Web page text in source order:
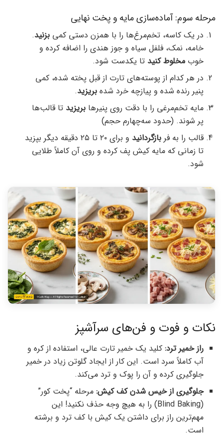
مرحله سوم: آماده‌سازی مایه و پخت نهایی
در یک کاسه، تخم‌مرغ‌ها را با همزن دستی کمی بزنید.
خامه، نمک، فلفل سیاه و جوز هندی را اضافه کرده و
خوب مخلوط کنید تا یکدست شود.
در هر کدام از پوسته‌های تارت از قبل پخته شده، کمی
پنیر رنده شده و پیازچه خرد شده بریزید.
مایه تخم‌مرغی را با دقت روی پنیرها بریزید تا قالب‌ها
پر شوند. (حدود سه‌چهارم حجم)
قالب را به فر بازگردانید
و برای ۲۰ تا ۲۵ دقیقه دیگر بپزید
تا زمانی که مایه کیش پف کرده و روی آن کاملاً طلایی
شود.
نکات و فوت و فن‌های سرآشپز
راز خمیر ترد: کلید یک خمیر تارت عالی، استفاده از کره و
آب کاملاً سرد است. این کار از ایجاد گلوتن زیاد در خمیر
جلوگیری کرده و آن را پوک و ترد می‌کند.
جلوگیری از خیس شدن کف کیش: مرحله “پخت کور”
(Blind Baking) را به هیچ وجه حذف نکنید! این
مهم‌ترین راز برای داشتن یک کیش با کف ترد و برشته
است.